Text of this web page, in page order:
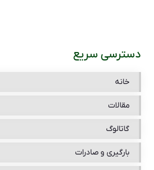
دسترسی سریع
خانه
مقالات
گاتالوگ
بارگیری و صادرات